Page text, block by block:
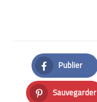
Publier
Facebook
Sauvegarder